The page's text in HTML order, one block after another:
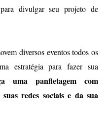
divulgar seu projeto de
diversos eventos todos os
estratégia para fazer sua
uma panfletagem com
redes sociais e da sua